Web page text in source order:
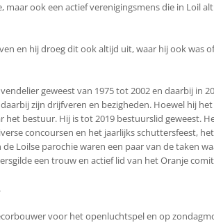
maar ook een actief verenigingsmens die in Loil
en hij droeg dit ook altijd uit, waar hij ook was
geweest van 1975 tot 2002 en daarbij in
zijn drijfveren en bezigheden. Hoewel hij
bestuur. Hij is tot 2019 bestuurslid geweest.
concoursen en het jaarlijks schuttersfeest, het
Loilse parochie waren een paar van de taken
een trouw en actief lid van het Oranje
voor het openluchtspel en op